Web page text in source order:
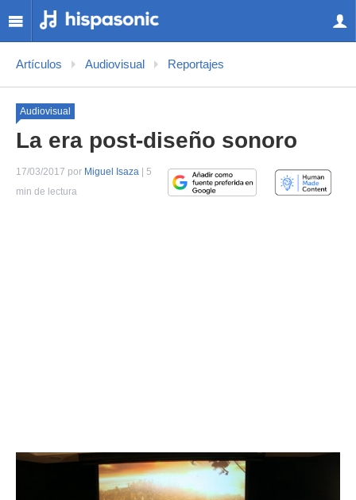
Artículos Audiovisual Reportajes
Audiovisual
La era post-diseño sonoro
17/03/2017 por Miguel Isaza | 5
min de lectura